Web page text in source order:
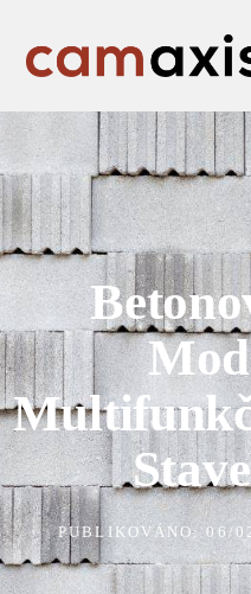
PUBLIKOVÁNO: 06/